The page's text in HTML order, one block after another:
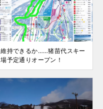
維持できるか……猪苗代スキー
場予定通りオープン！